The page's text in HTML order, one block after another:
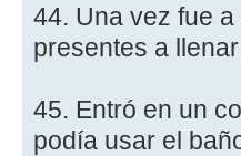
44. Una vez fue
presentes a
45. Entró en un
podía usar el